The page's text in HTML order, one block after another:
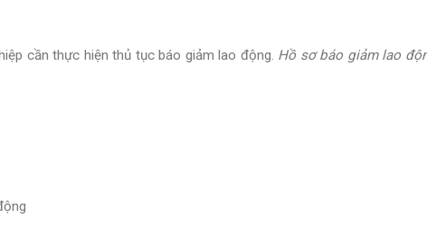
cần thực hiện thủ tục báo giảm lao động. Hồ sơ báo giảm lao